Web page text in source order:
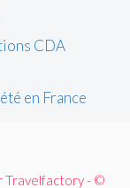
CDA
en France
Travelfactory - ©